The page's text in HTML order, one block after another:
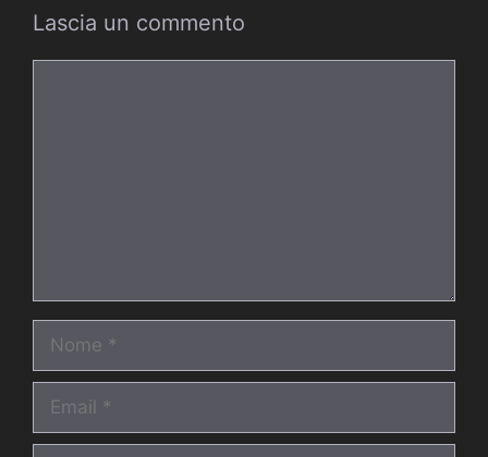
Lascia un commento